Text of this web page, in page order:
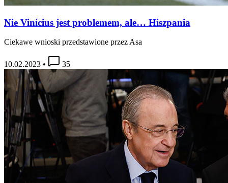
Nie Vinícius jest problemem, ale… Hiszpania
Ciekawe wnioski przedstawione przez Asa
10.02.2023 • 35